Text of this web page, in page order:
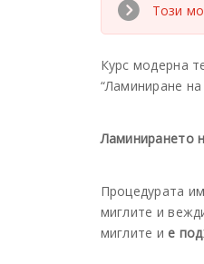
Този
Курс модерна
“Ламиниране
Ламинирането
Процедурата
миглите и
миглите и е